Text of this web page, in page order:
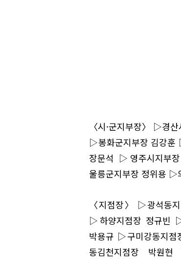
〈시·군지부장〉 ▷경
▷봉화군지부장 김강
장문석 ▷영주시지부
울릉군지부장 정위용 ▷
〈지점장〉 ▷광석동
▷하양지점장 정규빈
박용규 ▷구미강동지
동김천지점장 박원